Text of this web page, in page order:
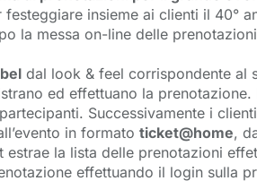
insieme ai clienti il 40°
la messa on-line delle
dal look & feel corrispondente al
ed effettuano la
Successivamente i
in formato ticket@home,
la lista delle prenotazioni
effettuando il login sulla